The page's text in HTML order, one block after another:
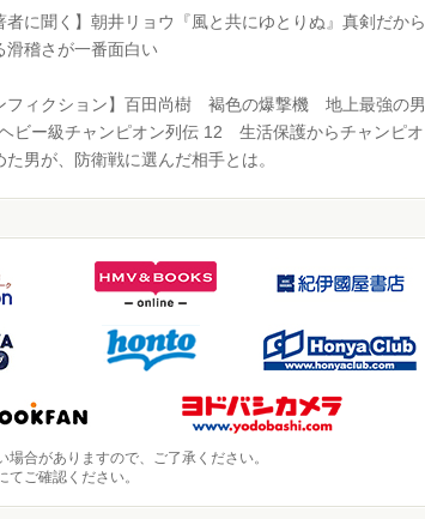
に聞く】朝井リョウ『風と共にゆとりぬ』真剣だから
滑稽さが一番面白い
フィクション】百田尚樹 褐色の爆撃機 地上最強の男
ビー級チャンピオン列伝 12 生活保護からチャンピオ
た男が、防衛戦に選んだ相手とは。
合がありますので、ご了承ください。
ご確認ください。